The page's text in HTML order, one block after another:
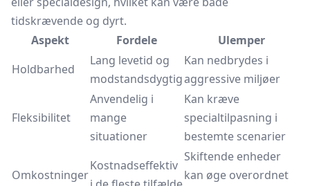
tidskrævende og dyrt.
Aspekt
Fordele
Ulemper
Holdbarhed
Lang levetid og
modstandsdygtig
Kan nedbrydes i
aggressive miljøer
Fleksibilitet
Anvendelig i
mange
situationer
Kan kræve
specialtilpasning i
bestemte scenarier
Omkostninger
Kostnadseffektiv
Skiftende enheder
kan øge overordnet